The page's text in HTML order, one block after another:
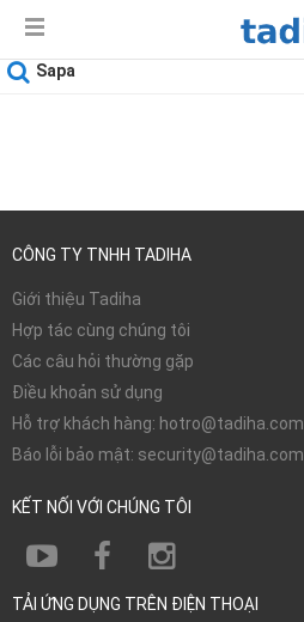
Sapa
CÔNG TY TNHH TADIHA
Giới thiệu Tadiha
Hợp tác cùng chúng tôi
Các câu hỏi thường gặp
Điều khoản sử dụng
Hỗ trợ khách hàng: hotro@tadiha.com
Báo lỗi bảo mật: security@tadiha.com
KẾT NỐI VỚI CHÚNG TÔI
TẢI ỨNG DỤNG TRÊN ĐIỆN THOẠI